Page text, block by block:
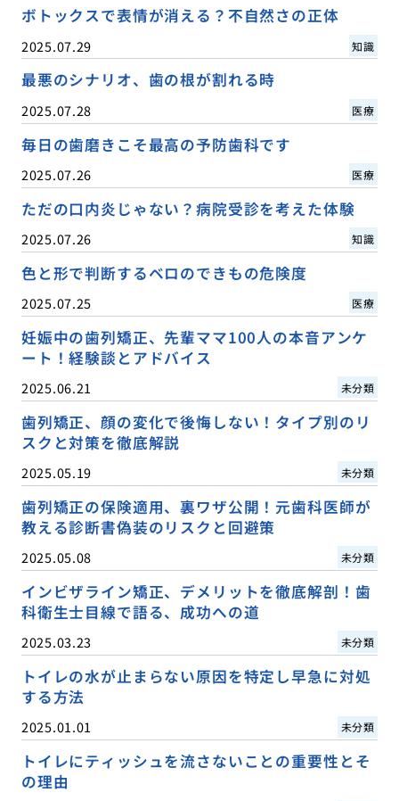
ボトックスで表情が消える？不自然さの正体
2025.07.29 知識
最悪のシナリオ、歯の根が割れる時
2025.07.28 医療
毎日の歯磨きこそ最高の予防歯科です
2025.07.26 医療
ただの口内炎じゃない？病院受診を考えた体験
2025.07.26 知識
色と形で判断するベロのできもの危険度
2025.07.25 医療
妊娠中の歯列矯正、先輩ママ100人の本音アンケ
ート！経験談とアドバイス
2025.06.21 未分類
歯列矯正、顔の変化で後悔しない！タイプ別のリ
スクと対策を徹底解説
2025.05.19 未分類
歯列矯正の保険適用、裏ワザ公開！元歯科医師が
教える診断書偽装のリスクと回避策
2025.05.08 未分類
インビザライン矯正、デメリットを徹底解剖！歯
科衛生士目線で語る、成功への道
2025.03.23 未分類
トイレの水が止まらない原因を特定し早急に対処
する方法
2025.01.01 未分類
トイレにティッシュを流さないことの重要性とそ
の理由